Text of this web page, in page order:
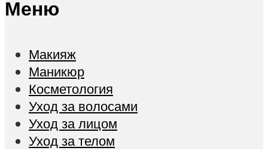
Меню
Макияж
Маникюр
Косметология
Уход за волосами
Уход за лицом
Уход за телом